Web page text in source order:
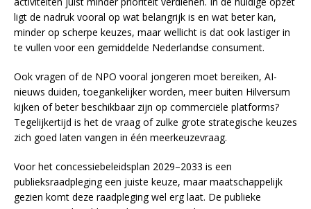
ligt de nadruk vooral op wat belangrijk is en wat beter kan,
minder op scherpe keuzes, maar wellicht is dat ook lastiger in
te vullen voor een gemiddelde Nederlandse consument.
Ook vragen of de NPO vooral jongeren moet bereiken, AI-
nieuws duiden, toegankelijker worden, meer buiten Hilversum
kijken of beter beschikbaar zijn op commerciële platforms?
Tegelijkertijd is het de vraag of zulke grote strategische keuzes
zich goed laten vangen in één meerkeuzevraag.
Voor het concessiebeleidsplan 2029–2033 is een
publieksraadpleging een juiste keuze, maar maatschappelijk
gezien komt deze raadpleging wel erg laat. De publieke